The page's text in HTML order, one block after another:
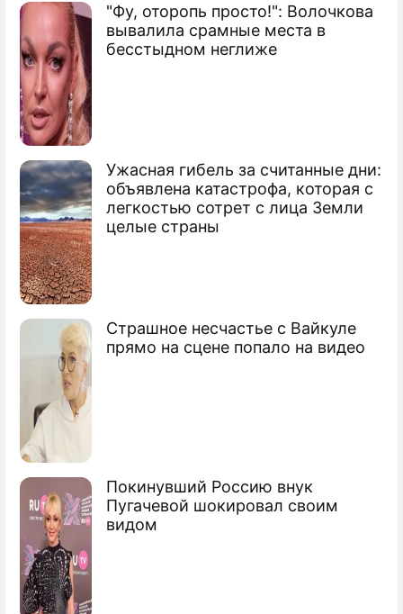
"Фу, оторопь просто!": Волочкова
вывалила срамные места в
бесстыдном неглиже
Ужасная гибель за считанные дни:
объявлена катастрофа, которая с
легкостью сотрет с лица Земли
целые страны
Страшное несчастье с Вайкуле
прямо на сцене попало на видео
Покинувший Россию внук
Пугачевой шокировал своим
видом